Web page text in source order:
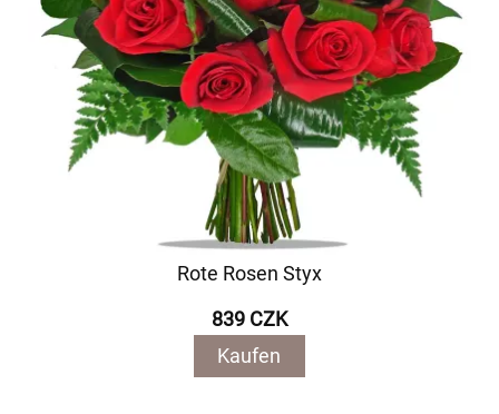
Rote Rosen Styx
839 CZK
Kaufen